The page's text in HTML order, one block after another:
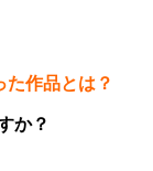
た作品とは？
か？